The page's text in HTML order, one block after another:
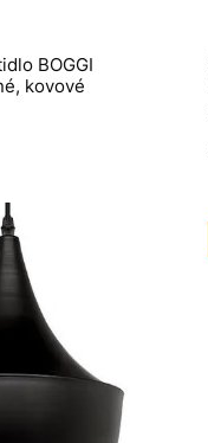
BOGGI
kovové